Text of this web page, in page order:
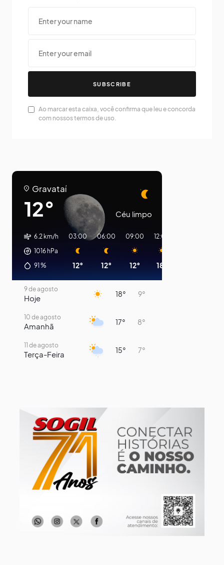
SUBSCRIBE
Ao marcar esta caixa, você confirma que leu e concorda
com nossos termos de uso.
Gravataí
12° Céu limpo
6.2 km/h
1016 hPa
91 %
03:00
12°
06:00
12°
09:00
12°
12:00
18°
9 de agosto
Hoje 18° 9°
10 de agosto
Amanhã 17° 8°
11 de agosto
Terça-Feira 15° 7°
14 de agosto
Sexta-Feira 19° 13°
15 de agosto
Sábado 22° 15°